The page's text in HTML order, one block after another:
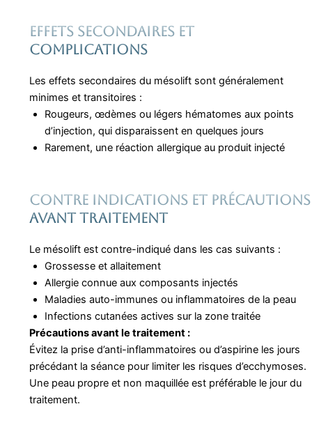
Effets secondaires ET
COMPLICATIONS
Les effets secondaires du mésolift sont généralement
minimes et transitoires :
Rougeurs, œdèmes ou légers hématomes aux points
d’injection, qui disparaissent en quelques jours
Rarement, une réaction allergique au produit injecté
Contre indications et précautions
avant traitement
Le mésolift est contre-indiqué dans les cas suivants :
Grossesse et allaitement
Allergie connue aux composants injectés
Maladies auto-immunes ou inflammatoires de la peau
Infections cutanées actives sur la zone traitée
Précautions avant le traitement :
Évitez la prise d’anti-inflammatoires ou d’aspirine les jours
précédant la séance pour limiter les risques d’ecchymoses.
Une peau propre et non maquillée est préférable le jour du
traitement.